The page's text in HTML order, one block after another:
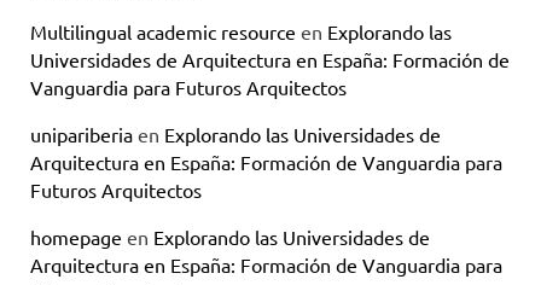
Multilingual academic resource en Explorando las
Universidades de Arquitectura en España: Formación de
Vanguardia para Futuros Arquitectos
unipariberia en Explorando las Universidades de
Arquitectura en España: Formación de Vanguardia para
Futuros Arquitectos
homepage en Explorando las Universidades de
Arquitectura en España: Formación de Vanguardia para